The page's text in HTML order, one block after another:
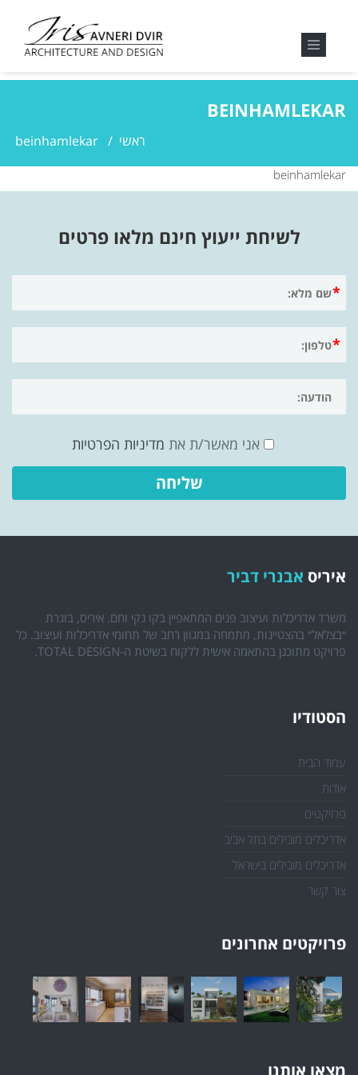
BEINHAMLEKAR
ראשי /
beinhamlekar
beinhamlekar
לשיחת ייעוץ חינם מלאו פרטים
אני מאשר/ת את מדיניות הפרטיות
איריס אבנרי דביר
משרד אדריכלות ועיצוב פנים המתאפיין בקו נקי וחם. איריס, בוגרת
״בצלאל״ בהצטיינות, מתמחה במגוון רחב של תחומי אדריכלות ועיצוב. כל
פרויקט מתוכנן בהתאמה אישית ללקוח בשיטת ה-TOTAL DESIGN.
הסטודיו
עמוד הבית
אודות
פרויקטים
אדריכלים מובילים בתל אביב
אדריכלים מובילים בישראל
צור קשר
פרויקטים אחרונים
מצאו אותנו